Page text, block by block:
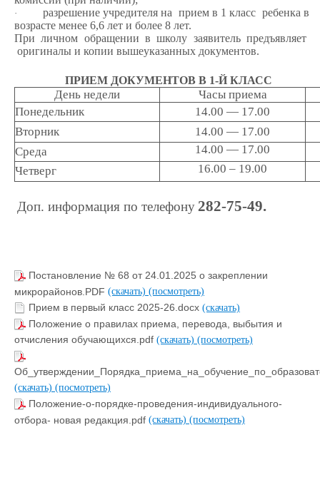
·
разрешение учредителя на прием в 1 класс ребенка в
возрасте менее 6,6 лет и более 8 лет.
При личном обращении в школу заявитель предъявляет
оригиналы и копии вышеуказанных документов.
ПРИЕМ ДОКУМЕНТОВ В 1-Й КЛАСС
День недели
Часы приема
Понедельник
14.00 — 17.00
Вторник
14.00 — 17.00
Среда
14.00 — 17.00
Четверг
16.00 – 19.00
Доп. информация по телефону 282-75-49.
Постановление № 68 от 24.01.2025 о закреплении
микрорайонов.PDF (скачать) (посмотреть)
Прием в первый класс 2025-26.docx (скачать)
Положение о правилах приема, перевода, выбытия и
отчисления обучающихся.pdf (скачать) (посмотреть)
(скачать) (посмотреть)
Положение-о-порядке-проведения-индивидуального-
отбора- новая редакция.pdf (скачать) (посмотреть)